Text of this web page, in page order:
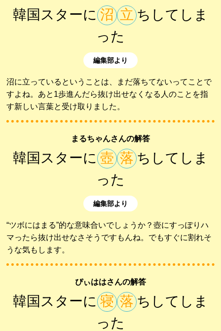
韓国スターに 沼 立 ちしてしま
った
編集部より
沼に立っているということは、まだ落ちてないってことで
すよね。あと1歩進んだら抜け出せなくなる人のことを指
す新しい言葉と受け取りました。
まるちゃんさんの解答
韓国スターに 壺 落 ちしてしま
った
編集部より
“ツボにはまる”的な意味合いでしょうか？壺にすっぽりハ
マったら抜け出せなさそうですもんね。でもすぐに割れそ
うな気もします。
ぴぃははさんの解答
韓国スターに 寝 落 ちしてしま
った